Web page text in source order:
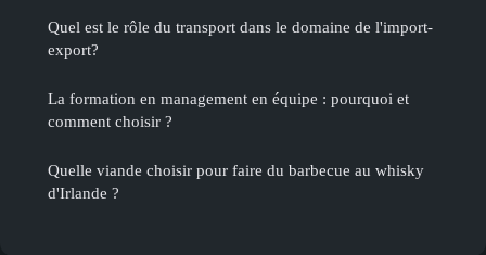
Quel est le rôle du transport dans le domaine de l'import-
export?
La formation en management en équipe : pourquoi et
comment choisir ?
Quelle viande choisir pour faire du barbecue au whisky
d'Irlande ?